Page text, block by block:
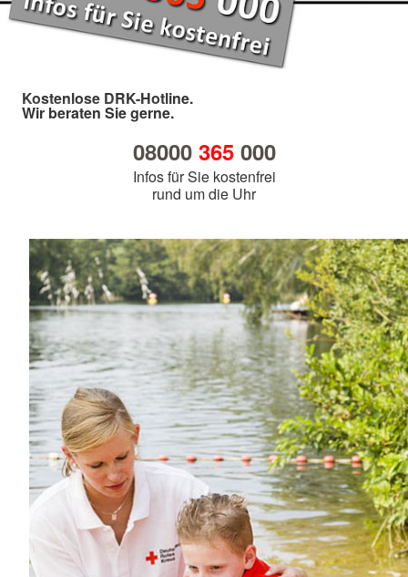
Kostenlose DRK-Hotline.
Wir beraten Sie gerne.
08000 365000
Infos für Sie kostenfrei
rund um die Uhr